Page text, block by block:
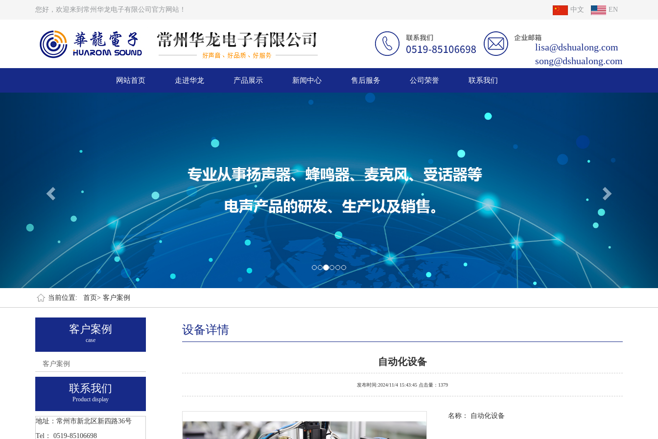
您好，欢迎来到常州华龙电子有限公司官方网站！ 中文 EN
lisa@dshualong.com
song@dshualong.com
网站首页 走进华龙 产品展示 新闻中心 售后服务 公司荣誉 联系我们
当前位置: 首页> 客户案例
客户案例
case
客户案例
联系我们
Product display
地址：常州市新北区新四路36号
Tel： 0519-85106698
设备详情
自动化设备
发布时间:2024/11/4 15:43:45 点击量：1379
名称： 自动化设备